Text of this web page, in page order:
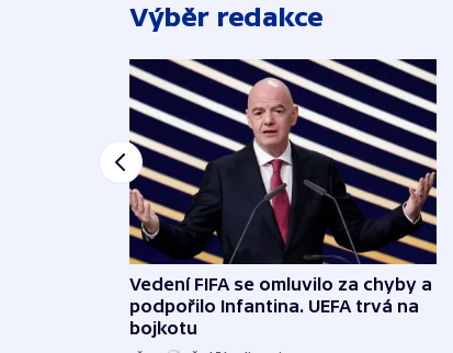
Výběr redakce
Vedení FIFA se omluvilo za chyby a
podpořilo Infantina. UEFA trvá na
bojkotu